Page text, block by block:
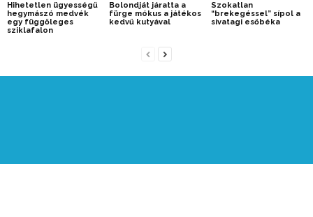
Hihetetlen ügyességű
hegymászó medvék
egy függőleges
sziklafalon
Bolondját járatta a
fürge mókus a játékos
kedvű kutyával
Szokatlan
“brekegéssel” sípol a
sivatagi esőbéka